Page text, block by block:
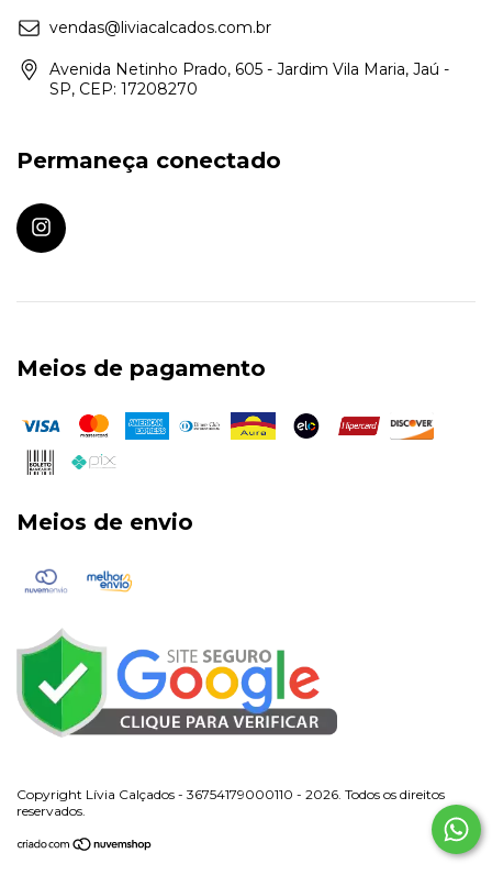
vendas@liviacalcados.com.br
Avenida Netinho Prado, 605 - Jardim Vila Maria, Jaú -
SP, CEP: 17208270
Permaneça conectado
Meios de pagamento
Meios de envio
Copyright Lívia Calçados - 36754179000110 - 2026. Todos os direitos
reservados.